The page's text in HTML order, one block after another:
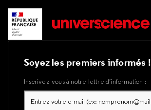
Soyez les premiers informés !
Inscrivez-vous à notre lettre d’information :